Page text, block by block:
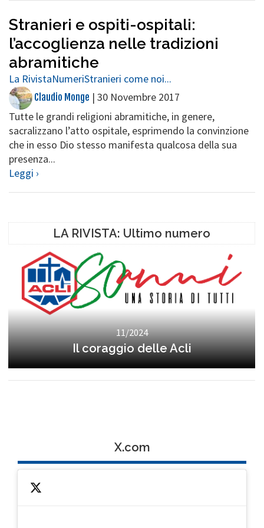
Stranieri e ospiti-ospitali:
l’accoglienza nelle tradizioni
abramitiche
La RivistaNumeriStranieri come noi...
Claudio Monge | 30 Novembre 2017
Tutte le grandi religioni abramitiche, in genere,
sacralizzano l’atto ospitale, esprimendo la convinzione
che in esso Dio stesso manifesta qualcosa della sua
presenza...
Leggi ›
LA RIVISTA: Ultimo numero
11/2024
Il coraggio delle Acli
X.com